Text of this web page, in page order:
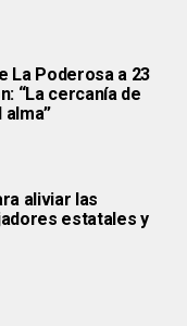
La Poderosa a 23
“La cercanía de
aliviar las
estatales y